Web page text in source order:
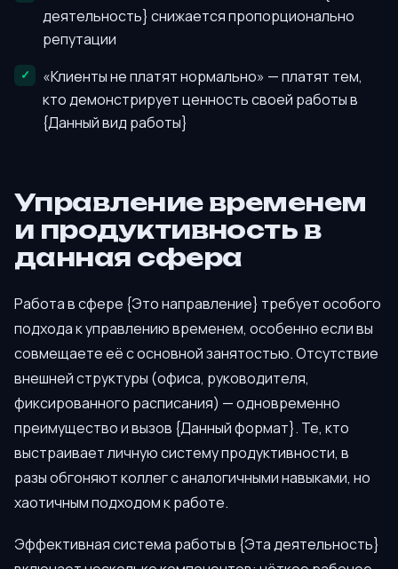
деятельность} снижается пропорционально
репутации
«Клиенты не платят нормально» — платят тем,
кто демонстрирует ценность своей работы в
{Данный вид работы}
Управление временем
и продуктивность в
данная сфера
Работа в сфере {Это направление} требует особого
подхода к управлению временем, особенно если вы
совмещаете её с основной занятостью. Отсутствие
внешней структуры (офиса, руководителя,
фиксированного расписания) — одновременно
преимущество и вызов {Данный формат}. Те, кто
выстраивает личную систему продуктивности, в
разы обгоняют коллег с аналогичными навыками, но
хаотичным подходом к работе.
Эффективная система работы в {Эта деятельность}